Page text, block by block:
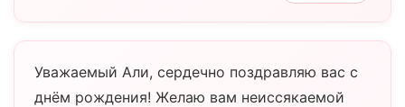
Уважаемый Али, сердечно поздравляю вас с
днём рождения! Желаю вам неиссякаемой